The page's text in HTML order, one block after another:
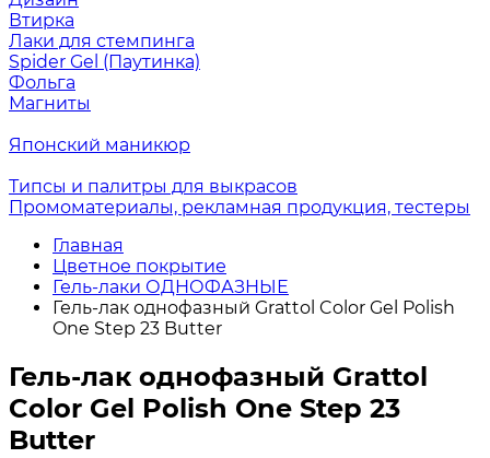
Втирка
Лаки для стемпинга
Spider Gel (Паутинка)
Фольга
Магниты
Японский маникюр
Типсы и палитры для выкрасов
Промоматериалы, рекламная продукция, тестеры
Главная
Цветное покрытие
Гель-лаки ОДНОФАЗНЫЕ
Гель-лак однофазный Grattol Color Gel Polish
One Step 23 Butter
Гель-лак однофазный Grattol
Color Gel Polish One Step 23
Butter